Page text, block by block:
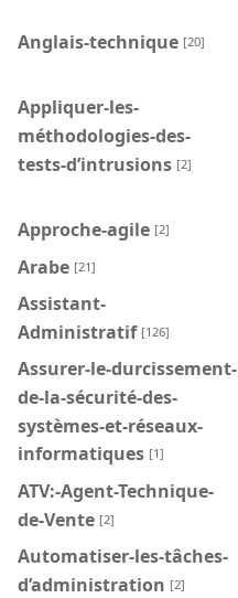
Anglais-technique [20]
Appliquer-les-
méthodologies-des-
tests-d’intrusions [2]
Approche-agile [2]
Arabe [21]
Assistant-
Administratif [126]
Assurer-le-durcissement-
de-la-sécurité-des-
systèmes-et-réseaux-
informatiques [1]
ATV:-Agent-Technique-
de-Vente [2]
Automatiser-les-tâches-
d’administration [2]